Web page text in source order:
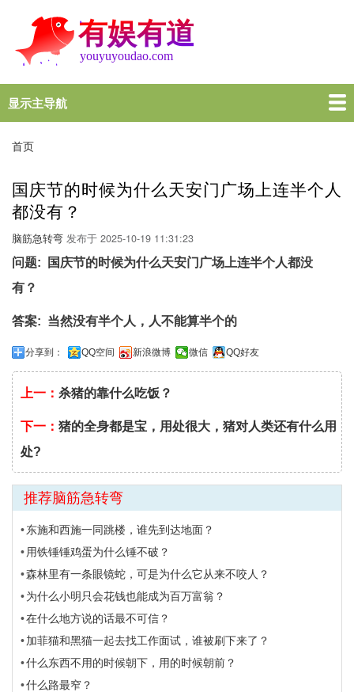
转
到
要
容
Main
navigation
显示主导航
首页
谜语大全
脑筋急转弯
歇后语
十万个为什么
一图一句
名言名句
十万个为什么
屑
首页
国庆节的时候为什么天安门广场上连半个人
都没有？
脑筋急转弯 发布于 2025-10-19 11:31:23
问题
国庆节的时候为什么天安门广场上连半个人都没
有？
答案 当然没有半个人，人不能算半个的
分享到： QQ空间 新浪微博 微信 QQ好友
上一： 杀猪的靠什么吃饭？
下一： 猪的全身都是宝，用处很大，猪对人类还有什么用
处?
推荐脑筋急转弯
东施和西施一同跳楼，谁先到达地面？
用铁锤锤鸡蛋为什么锤不破？
森林里有一条眼镜蛇，可是为什么它从来不咬人？
为什么小明只会花钱也能成为百万富翁？
在什么地方说的话最不可信？
加菲猫和黑猫一起去找工作面试，谁被刷下来了？
什么东西不用的时候朝下，用的时候朝前？
什么路最窄？